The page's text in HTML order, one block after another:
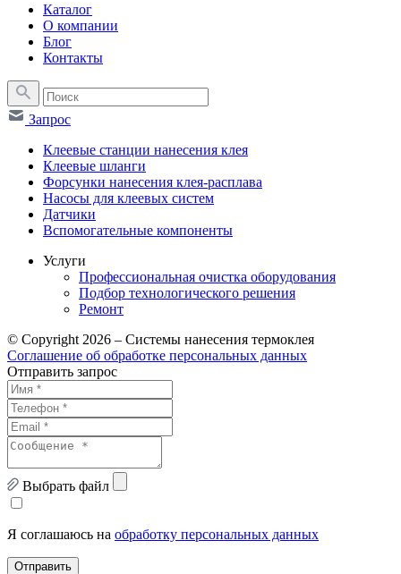
Каталог
О компании
Блог
Контакты
Запрос
Клеевые станции нанесения клея
Клеевые шланги
Форсунки нанесения клея-расплава
Насосы для клеевых систем
Датчики
Вспомогательные компоненты
Услуги
Профессиональная очистка оборудования
Подбор технологического решения
Ремонт
© Copyright 2026 – Системы нанесения термоклея
Соглашение об обработке персональных данных
Отправить запрос
Выбрать файл
Я соглашаюсь на обработку персональных данных
Отправить